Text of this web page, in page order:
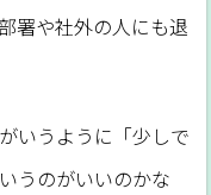
署や社外の人にも退
いうように「少しで
うのがいいのかな